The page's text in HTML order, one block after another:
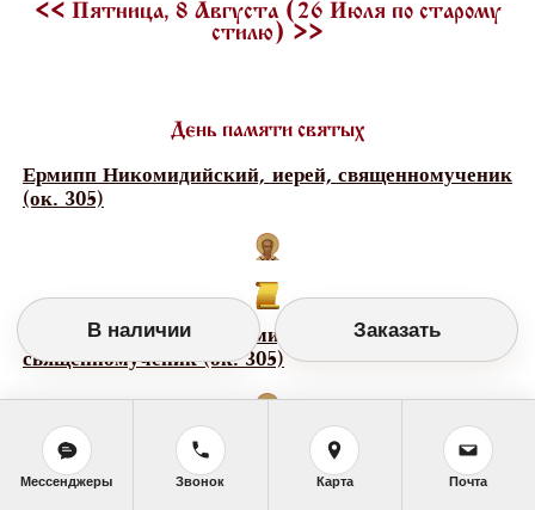
<< Пятница, 8 Августа (26 Июля по старому
стилю) >>
День памяти святых
Ермипп Никомидийский, иерей, священномученик
(ок. 305)
Ермократ Никомидийский, иерей,
священномученик (ок. 305)
Ермолай Никомидийский, иерей,
В наличии Заказать
Мессенджеры Звонок Карта Почта